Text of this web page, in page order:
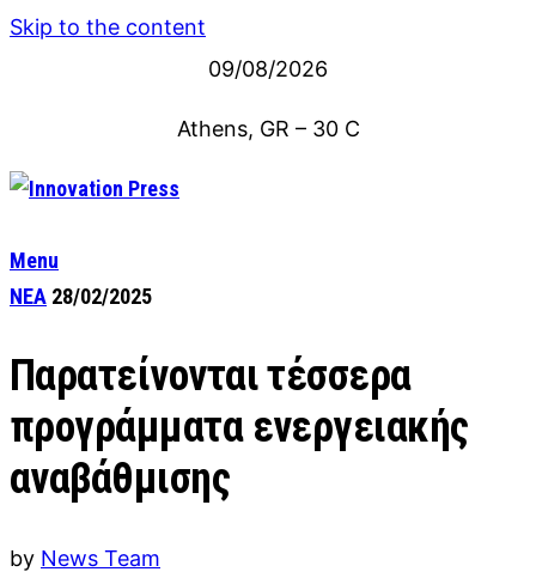
Skip to the content
09/08/2026
Athens, GR – 30 C
Menu
ΝΕΑ 28/02/2025
Παρατείνονται τέσσερα
προγράμματα ενεργειακής
αναβάθμισης
by News Team